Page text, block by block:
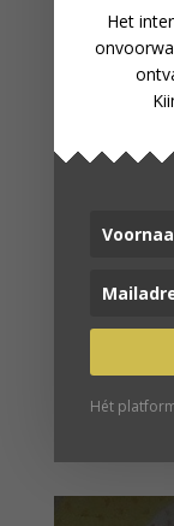
Het
Hét